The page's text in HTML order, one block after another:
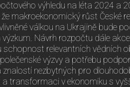
výhledu na léta 2024 a
makroekonomický růst České
válkou na Ukrajině bude
Návrh rozpočtu dále
schopnost relevantních vědních
výzvy a potřebu
nezbytných pro
transformaci v ekonomiku s